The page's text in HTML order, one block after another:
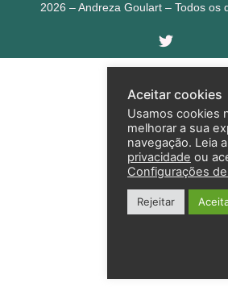
2026 – Andreza Goulart – Todos os
Aceitar cookies
Usamos cookies
melhorar a sua
navegação. Leia
privacidade ou
Configurações
Rejeitar